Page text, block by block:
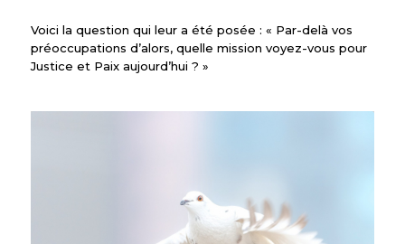
Voici la question qui leur a été posée : « Par-delà vos
préoccupations d’alors, quelle mission voyez-vous pour
Justice et Paix aujourd’hui ? »